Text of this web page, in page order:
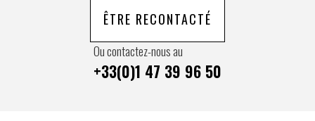
ÊTRE RECONTACTÉ
Ou contactez-nous au
+33(0)1 47 39 96 50